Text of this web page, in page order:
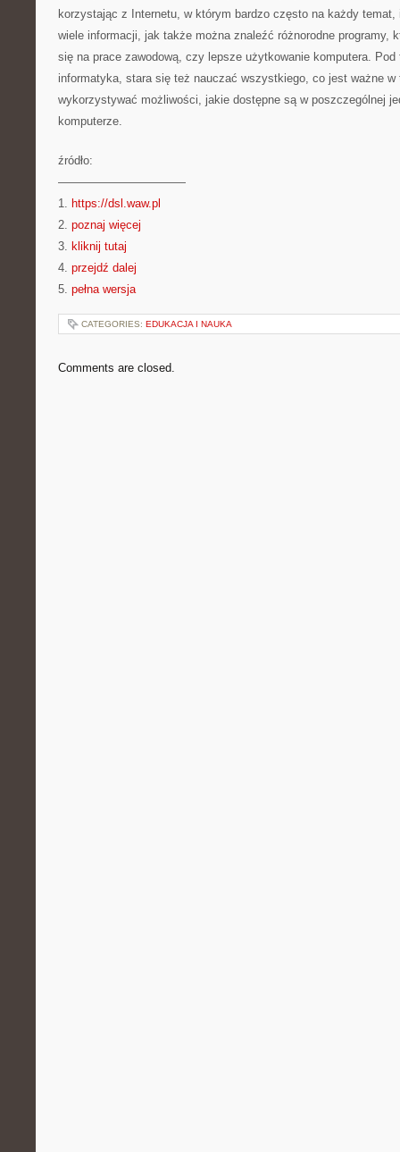
korzystając z Internetu, w którym bardzo często na każdy
wiele informacji, jak także można znaleźć różnorodne programy,
się na prace zawodową, czy lepsze użytkowanie komputera. Pod
informatyka, stara się też nauczać wszystkiego, co jest ważne w
wykorzystywać możliwości, jakie dostępne są w poszczególnej
komputerze.
źródło:
———————————
1. https://dsl.waw.pl
2. poznaj więcej
3. kliknij tutaj
4. przejdź dalej
5. pełna wersja
CATEGORIES: EDUKACJA I NAUKA
Comments are closed.